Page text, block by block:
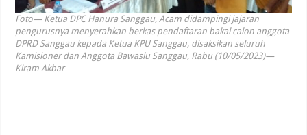
Foto— Ketua DPC Hanura Sanggau, Acam didampingi jajaran
pengurusnya menyerahkan berkas pendaftaran bakal calon anggota
DPRD Sanggau kepada Ketua KPU Sanggau, disaksikan seluruh
Kamisioner dan Anggota Bawaslu Sanggau, Rabu (10/05/2023)—
Kiram Akbar